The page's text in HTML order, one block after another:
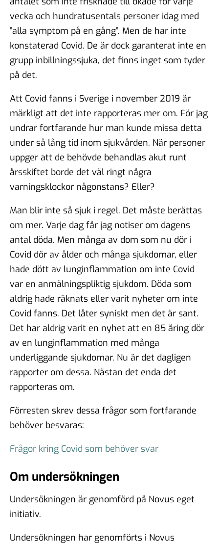
vecka och hundratusentals personer idag med
”alla symptom på en gång”. Men de har inte
konstaterad Covid. De är dock garanterat inte en
grupp inbillningssjuka, det finns inget som tyder
på det.
Att Covid fanns i Sverige i november 2019 är
märkligt att det inte rapporteras mer om. För jag
undrar fortfarande hur man kunde missa detta
under så lång tid inom sjukvården. När personer
uppger att de behövde behandlas akut runt
årsskiftet borde det väl ringt några
varningsklockor någonstans? Eller?
Man blir inte så sjuk i regel. Det måste berättas
om mer. Varje dag får jag notiser om dagens
antal döda. Men många av dom som nu dör i
Covid dör av ålder och många sjukdomar, eller
hade dött av lunginflammation om inte Covid
var en anmälningspliktig sjukdom. Döda som
aldrig hade räknats eller varit nyheter om inte
Covid fanns. Det låter syniskt men det är sant.
Det har aldrig varit en nyhet att en 85 åring dör
av en lunginflammation med många
underliggande sjukdomar. Nu är det dagligen
rapporter om dessa. Nästan det enda det
rapporteras om.
Förresten skrev dessa frågor som fortfarande
behöver besvaras:
Frågor kring Covid som behöver svar
Om undersökningen
Undersökningen är genomförd på Novus eget
initiativ.
Undersökningen har genomförts i Novus